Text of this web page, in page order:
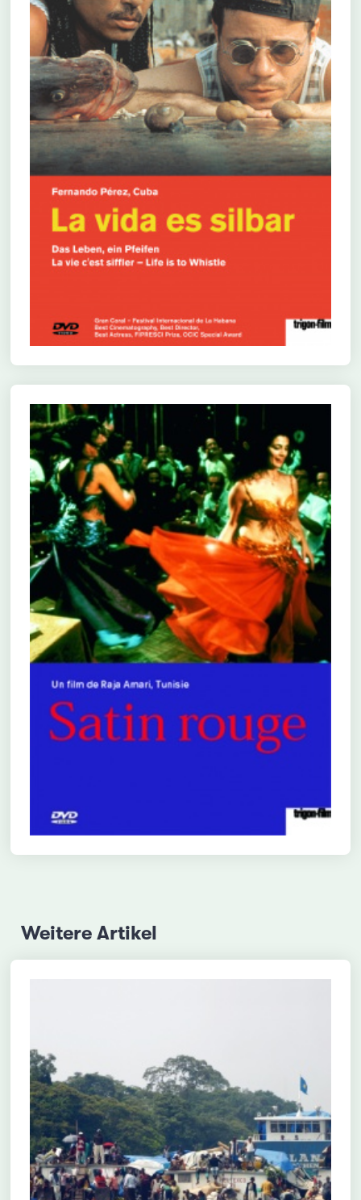
Weitere Artikel